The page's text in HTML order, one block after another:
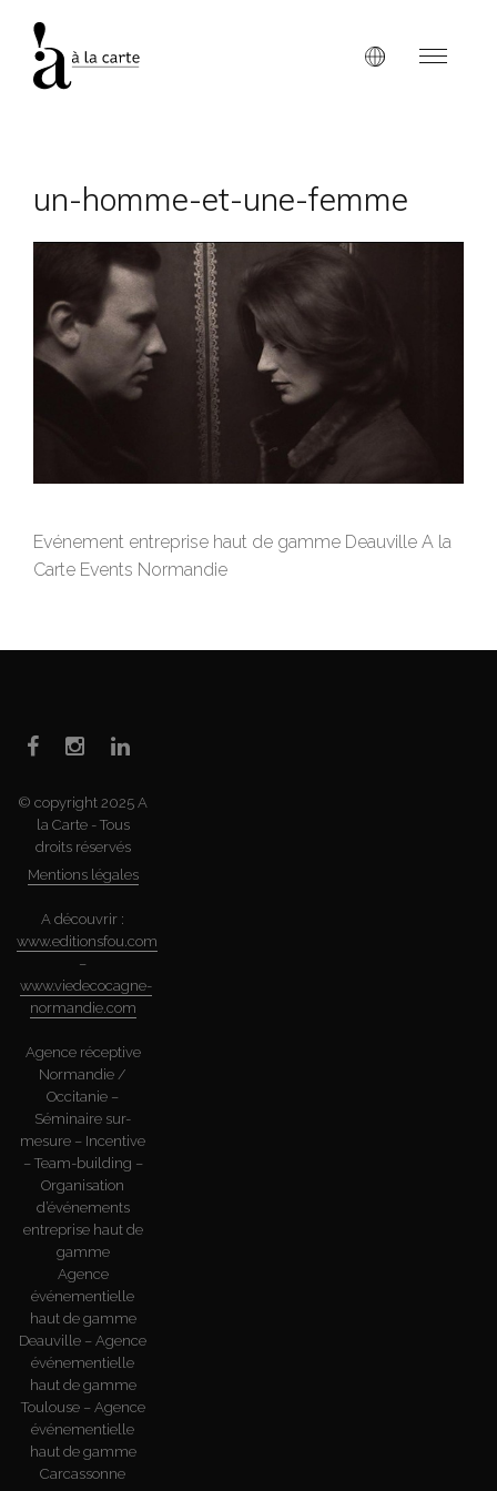
un-homme-et-une-femme
Evénement entreprise haut de gamme Deauville A la
Carte Events Normandie
© copyright 2025 A
la Carte - Tous
droits réservés
Mentions légales
A découvrir :
www.editionsfou.com
–
www.viedecocagne-
normandie.com
Agence réceptive
Normandie /
Occitanie –
Séminaire sur-
mesure – Incentive
– Team-building –
Organisation
d’événements
entreprise haut de
gamme
Agence
événementielle
haut de gamme
Deauville – Agence
événementielle
haut de gamme
Toulouse – Agence
événementielle
haut de gamme
Carcassonne